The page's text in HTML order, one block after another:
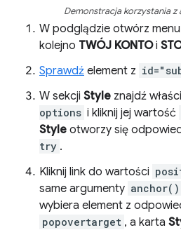
Demonstracja korzystania z
W podglądzie otwórz
kolejno TWÓJ KONTOi
Sprawdź element z
W sekcji Style znajdź
options i kliknij jej wartość
Style otworzy się
try .
Kliknij link do wartości
same argumenty anchor()
wybiera element z
popovertarget , a karta